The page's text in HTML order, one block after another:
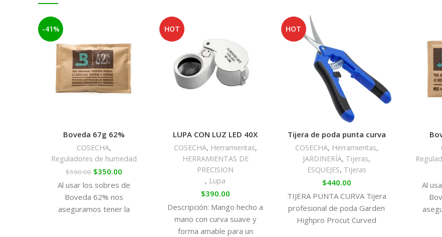
-41%
Boveda 67g 62%
COSECHA,
Reguladores de humedad
$590.00 $350.00
Al usar los sobres de
Boveda 62% nos
aseguramos tener la
HOT
LUPA CON LUZ LED 40X
COSECHA, Herramientas,
HERRAMIENTAS DE
PRECISION
, Lupa
$390.00
Descripción: Mango hecho a
mano con curva suave y
forma amable para un
HOT
Tijera de poda punta curva
COSECHA, Herramientas,
JARDINERÍA, Tijeras,
ESQUEJES, Tijeras
$440.00
TIJERA PUNTA CURVA Tijera
profesional de poda Garden
Highpro Procut Curved
Al